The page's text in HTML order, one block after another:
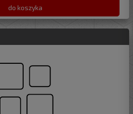
do koszyka